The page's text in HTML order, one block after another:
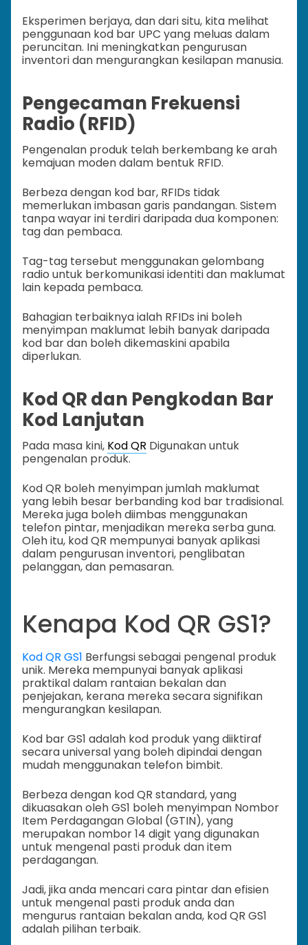
Eksperimen berjaya, dan dari situ, kita melihat
penggunaan kod bar UPC yang meluas dalam
peruncitan. Ini meningkatkan pengurusan
inventori dan mengurangkan kesilapan manusia.
Pengecaman Frekuensi
Radio (RFID)
Pengenalan produk telah berkembang ke arah
kemajuan moden dalam bentuk RFID.
Berbeza dengan kod bar, RFIDs tidak
memerlukan imbasan garis pandangan. Sistem
tanpa wayar ini terdiri daripada dua komponen:
tag dan pembaca.
Tag-tag tersebut menggunakan gelombang
radio untuk berkomunikasi identiti dan maklumat
lain kepada pembaca.
Bahagian terbaiknya ialah RFIDs ini boleh
menyimpan maklumat lebih banyak daripada
kod bar dan boleh dikemaskini apabila
diperlukan.
Kod QR dan Pengkodan Bar
Kod Lanjutan
Pada masa kini, Kod QR Digunakan untuk
pengenalan produk.
Kod QR boleh menyimpan jumlah maklumat
yang lebih besar berbanding kod bar tradisional.
Mereka juga boleh diimbas menggunakan
telefon pintar, menjadikan mereka serba guna.
Oleh itu, kod QR mempunyai banyak aplikasi
dalam pengurusan inventori, penglibatan
pelanggan, dan pemasaran.
Kenapa Kod QR GS1?
Kod QR GS1 Berfungsi sebagai pengenal produk
unik. Mereka mempunyai banyak aplikasi
praktikal dalam rantaian bekalan dan
penjejakan, kerana mereka secara signifikan
mengurangkan kesilapan.
Kod bar GS1 adalah kod produk yang diiktiraf
secara universal yang boleh dipindai dengan
mudah menggunakan telefon bimbit.
Berbeza dengan kod QR standard, yang
dikuasakan oleh GS1 boleh menyimpan Nombor
Item Perdagangan Global (GTIN), yang
merupakan nombor 14 digit yang digunakan
untuk mengenal pasti produk dan item
perdagangan.
Jadi, jika anda mencari cara pintar dan efisien
untuk mengenal pasti produk anda dan
mengurus rantaian bekalan anda, kod QR GS1
adalah pilihan terbaik.